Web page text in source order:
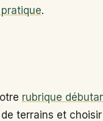
.
rubrique
terrains et